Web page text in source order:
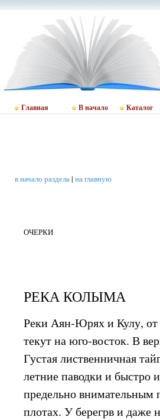
Главная В начало Каталог
в начало раздела| на главную
ОЧЕРКИ
РЕКА КОЛЫМА
Реки Аян-Юрях и Кулу, от
текут на юго-восток. В
Густая лиственничная
летние паводки и быстро
предельно внимательным
плотах. У берегрв и даже